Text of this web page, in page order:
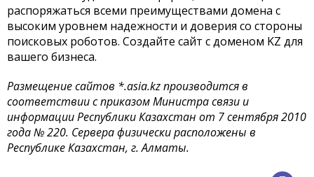
распоряжаться всеми преимуществами домена с
высоким уровнем надежности и доверия со стороны
поисковых роботов. Создайте сайт с доменом KZ для
вашего бизнеса.
Размещение сайтов *.asia.kz производится в
соответствии c приказом Министра связи и
информации Республики Казахстан от 7 сентября 2010
года № 220. Сервера физически расположены в
Республике Казахстан, г. Алматы.